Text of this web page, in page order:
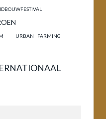
URBAN FARMING